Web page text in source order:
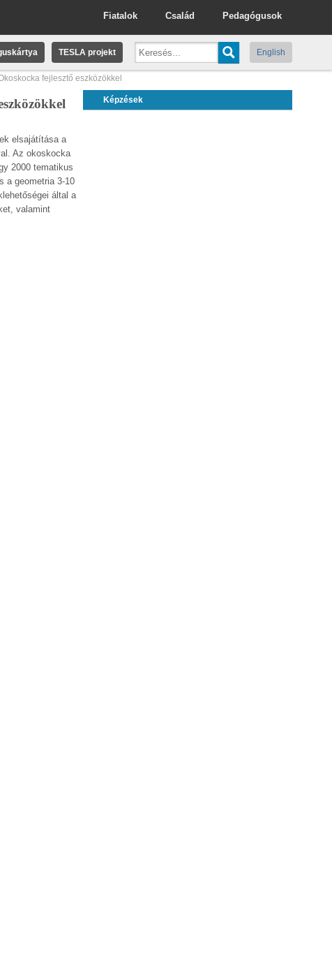
Pedagógusok
Család
Fiatalok
TESLA projekt English
fejlesztő eszközökkel
elsajátítása a
Az okoskocka
2000 tematikus
a geometria 3-10
által a
valamint
Képzések